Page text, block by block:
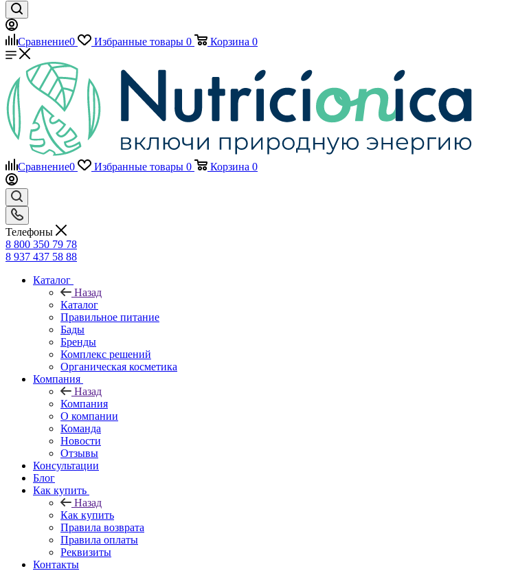
Сравнение0 Избранные товары 0 Корзина 0
Сравнение0 Избранные товары 0 Корзина 0
Телефоны
8 800 350 79 78
8 937 437 58 88
Каталог
Назад
Каталог
Правильное питание
Бады
Бренды
Комплекс решений
Органическая косметика
Компания
Назад
Компания
О компании
Команда
Новости
Отзывы
Консультации
Блог
Как купить
Назад
Как купить
Правила возврата
Правила оплаты
Реквизиты
Контакты